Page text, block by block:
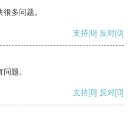
多问题。
支持[0] 反对[0]
题。
支持[0] 反对[0]